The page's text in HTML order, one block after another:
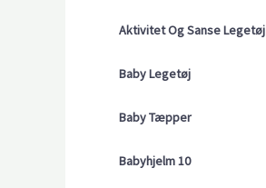
Aktivitet Og Sanse Legetøj
Baby Legetøj
Baby Tæpper
Babyhjelm 10